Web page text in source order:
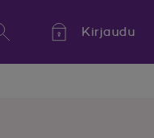
Hae
Kirjaudu